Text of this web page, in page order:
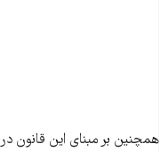
همچنین بر مبنای این قانون